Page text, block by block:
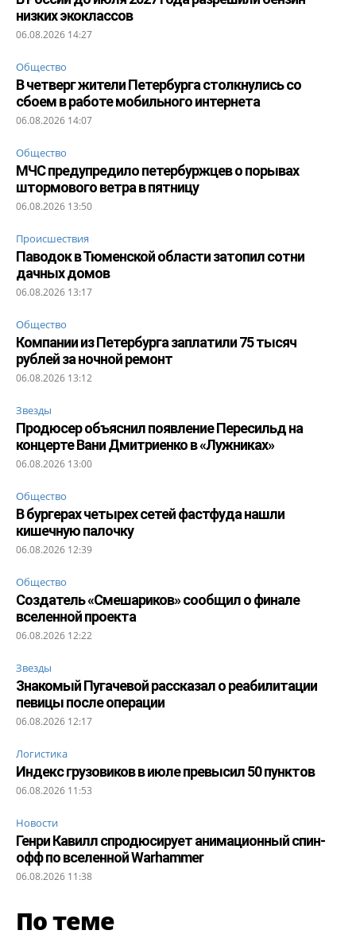
низких экоклассов
06.08.2026 14:27
Общество
В четверг жители Петербурга столкнулись со
сбоем в работе мобильного интернета
06.08.2026 14:07
Общество
МЧС предупредило петербуржцев о порывах
штормового ветра в пятницу
06.08.2026 13:50
Происшествия
Паводок в Тюменской области затопил сотни
дачных домов
06.08.2026 13:17
Общество
Компании из Петербурга заплатили 75 тысяч
рублей за ночной ремонт
06.08.2026 13:12
Звезды
Продюсер объяснил появление Пересильд на
концерте Вани Дмитриенко в «Лужниках»
06.08.2026 13:00
Общество
В бургерах четырех сетей фастфуда нашли
кишечную палочку
06.08.2026 12:39
Общество
Создатель «Смешариков» сообщил о финале
вселенной проекта
06.08.2026 12:22
Звезды
Знакомый Пугачевой рассказал о реабилитации
певицы после операции
06.08.2026 12:17
Логистика
Индекс грузовиков в июле превысил 50 пунктов
06.08.2026 11:53
Новости
Генри Кавилл спродюсирует анимационный спин-
офф по вселенной Warhammer
06.08.2026 11:38
По теме